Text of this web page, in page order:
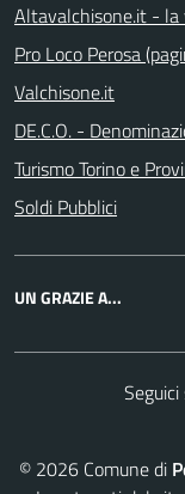
Altavalchisone.it - la
Pro Loco Perosa
Valchisone.it
DE.C.O. -
Turismo Torino e
Soldi Pubblici
UN GRAZIE A...
Seguici
© 2026Comune di